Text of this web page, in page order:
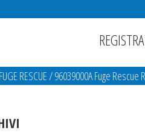
RESCUE/96039000A Fuge Rescue